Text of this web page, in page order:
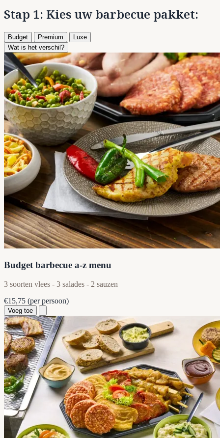
Stap 1: Kies uw barbecue pakket:
Budget Premium
Luxe
Wat is het verschil?
Budget barbecue a-z menu
3 soorten vlees - 3 salades - 2 sauzen
€15,75 (per persoon)
Voeg toe